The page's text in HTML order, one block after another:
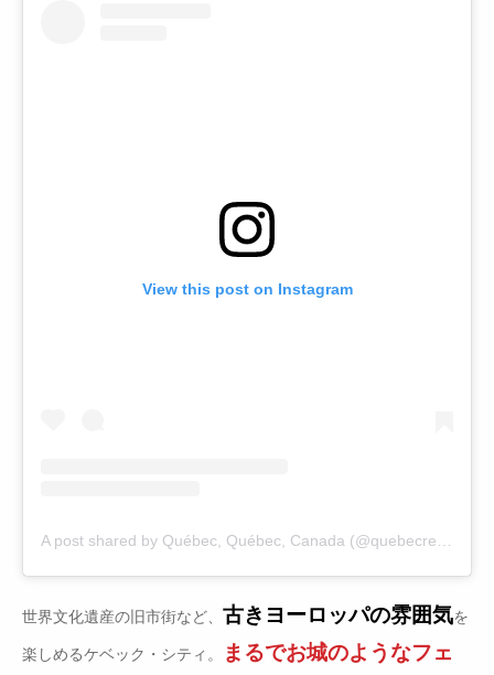
View this post on Instagram
世界文化遺産の旧市街など、 古きヨーロッパの雰囲気を
楽しめるケベック・シティ。
まるでお城のようなフェ